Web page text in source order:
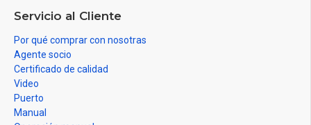
Servicio al Cliente
Por qué comprar con nosotras
Agente socio
Certificado de calidad
Video
Puerto
Manual